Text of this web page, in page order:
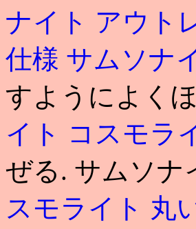
ナイト アウト
仕様 サムソナ
すようによく
イト コスモラ
ぜる. サムソナ
スモライト 丸